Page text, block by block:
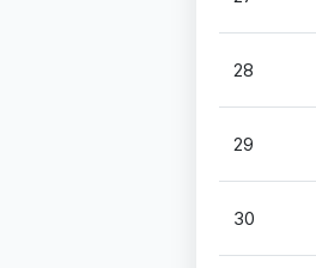
28
29
30